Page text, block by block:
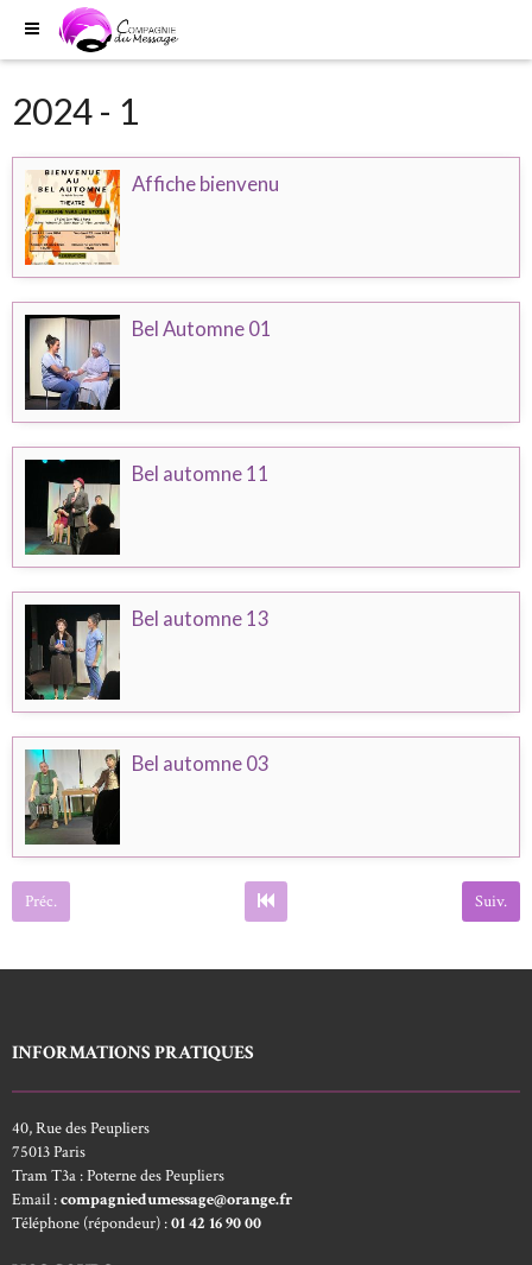
2024 - 1
Affiche bienvenu
Bel Automne 01
Bel automne 11
Bel automne 13
Bel automne 03
Préc. Suiv.
INFORMATIONS PRATIQUES
40, Rue des Peupliers
75013 Paris
Tram T3a : Poterne des Peupliers
Email :compagniedumessage@orange.fr
Téléphone (répondeur) :01 42 16 90 00